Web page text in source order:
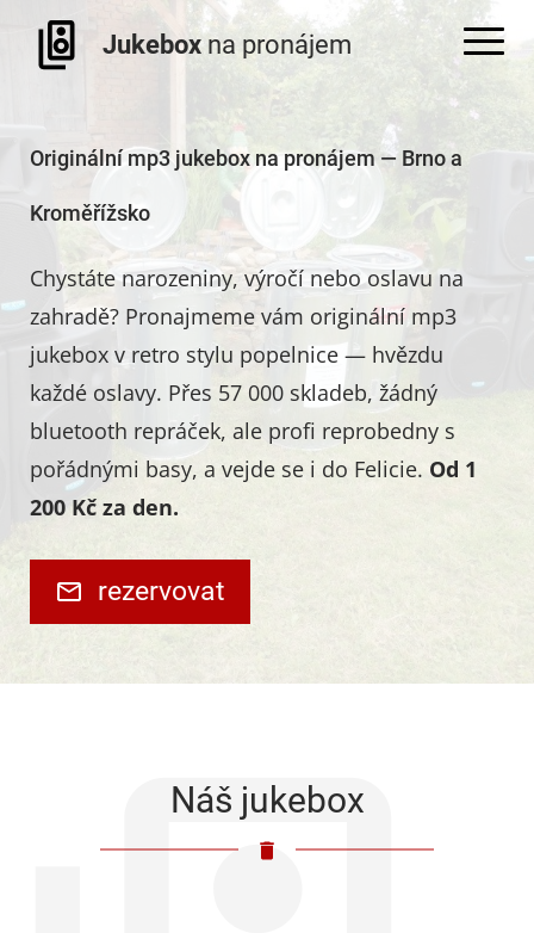
Jukebox na pronájem
Originální mp3 jukebox na pronájem — Brno a
Kroměřížsko
Chystáte narozeniny, výročí nebo oslavu na
zahradě? Pronajmeme vám originální mp3
jukebox v retro stylu popelnice — hvězdu
každé oslavy. Přes 57 000 skladeb, žádný
bluetooth repráček, ale profi reprobedny s
pořádnými basy, a vejde se i do Felicie. Od 1
200 Kč za den.
rezervovat
Náš jukebox